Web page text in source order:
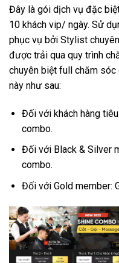
Đây là gói dịch vụ đặc
10 khách vip/ ngày. Sử
phục vụ bởi Stylist
được trải qua quy trình
chuyên biệt full chăm sóc
này như sau:
Đối với khách hàng
combo.
Đối với Black & Silver
combo.
Đối với Gold member: